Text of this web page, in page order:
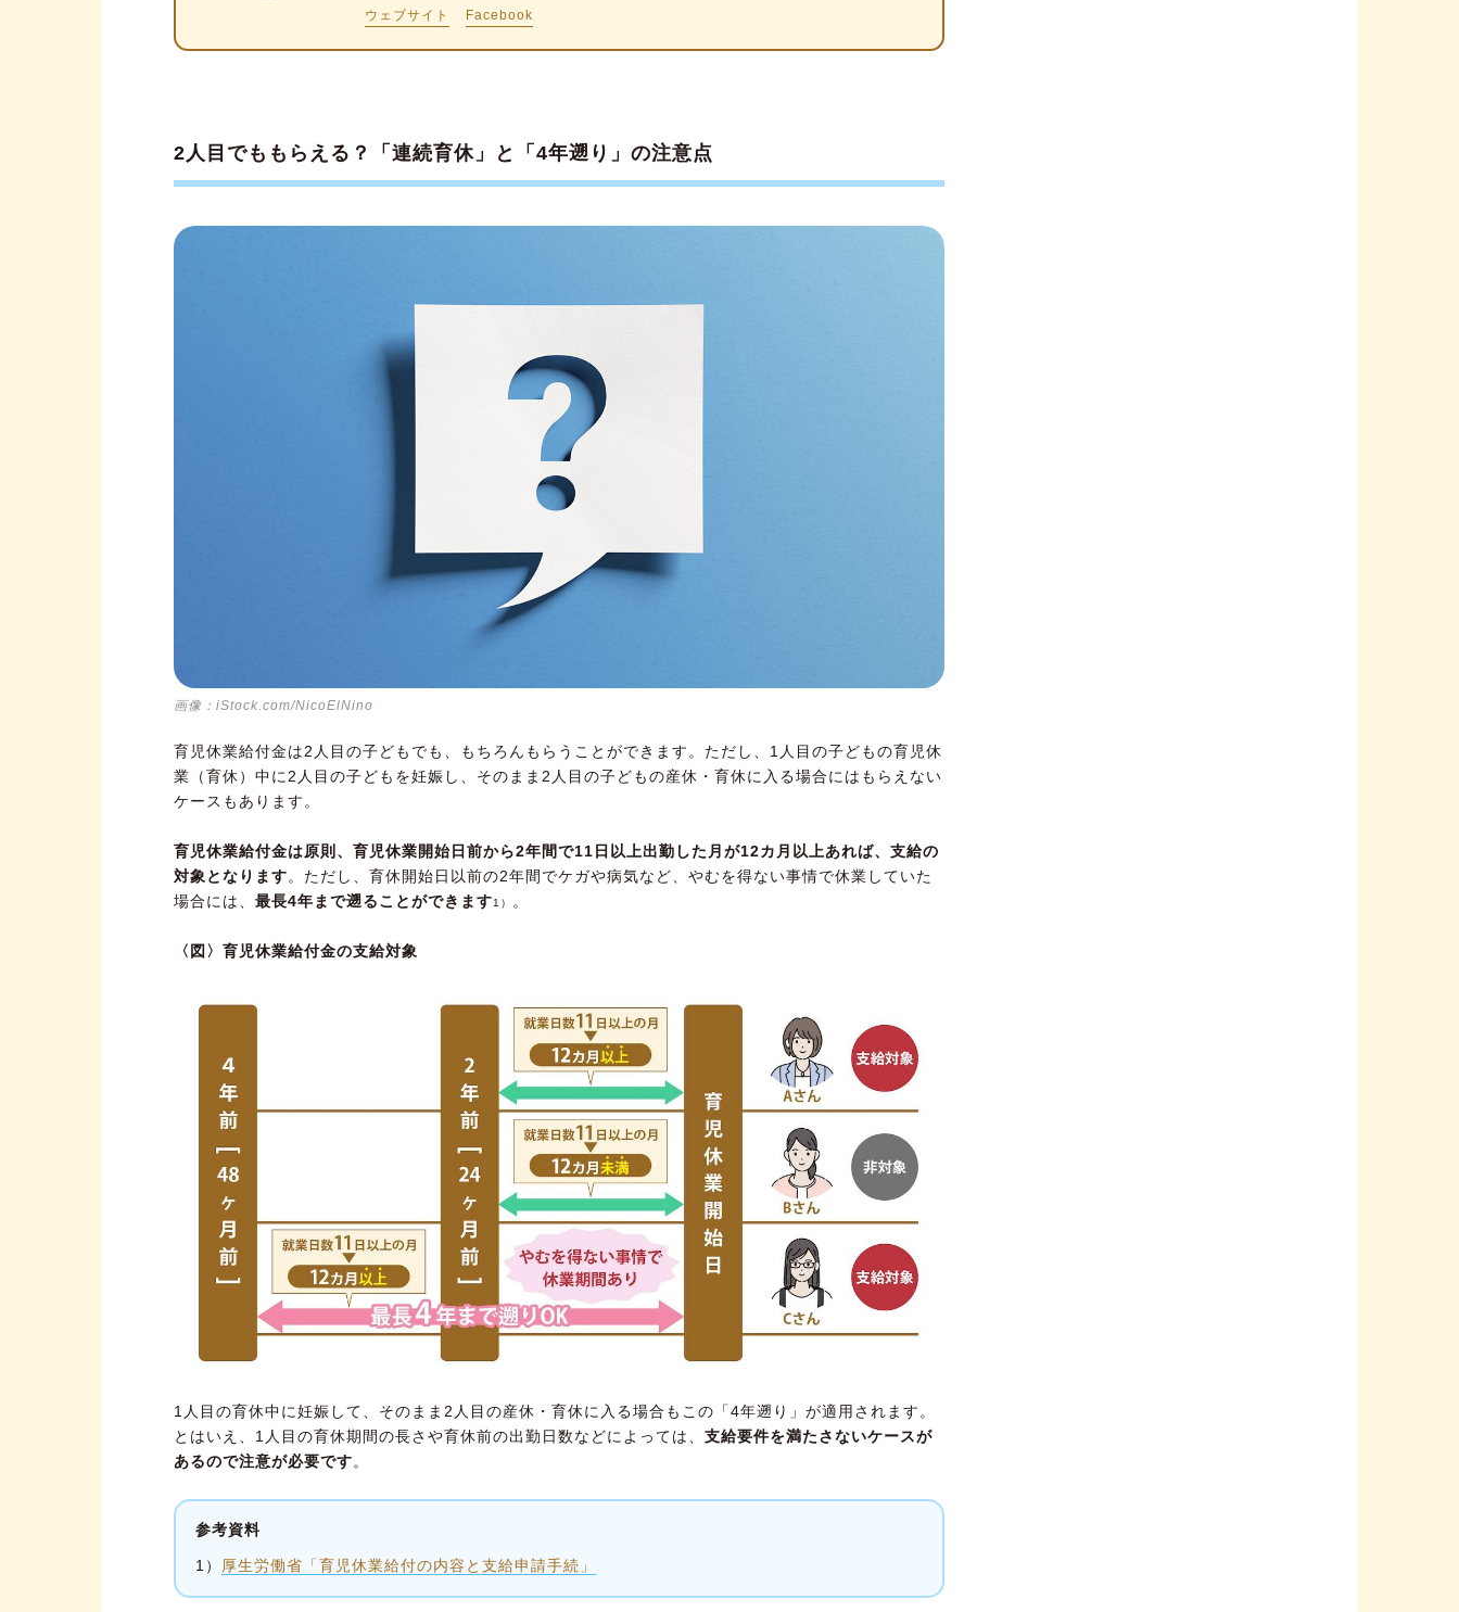
出生後休業支援給付金
育児時短就業給付金
ウェブサイト Facebook
2人目でももらえる？「連続育休」と「4年遡り」の注意点
画像：iStock.com/NicoElNino
育児休業給付金は2人目の子どもでも、もちろんもらうことができます。ただし、1人目の子どもの育児休
業（育休）中に2人目の子どもを妊娠し、そのまま2人目の子どもの産休・育休に入る場合にはもらえない
ケースもあります。
育児休業給付金は原則、育児休業開始日前から2年間で11日以上出勤した月が12カ月以上あれば、支給の
対象となります。ただし、育休開始日以前の2年間でケガや病気など、やむを得ない事情で休業していた
場合には、 最長4年まで遡ることができます1） 。
〈図〉育児休業給付金の支給対象
1人目の育休中に妊娠して、そのまま2人目の産休・育休に入る場合もこの「4年遡り」が適用されます。
とはいえ、1人目の育休期間の長さや育休前の出勤日数などによっては、 支給要件を満たさないケースが
あるので注意が必要です。
参考資料
1） 厚生労働省「育児休業給付の内容と支給申請手続」